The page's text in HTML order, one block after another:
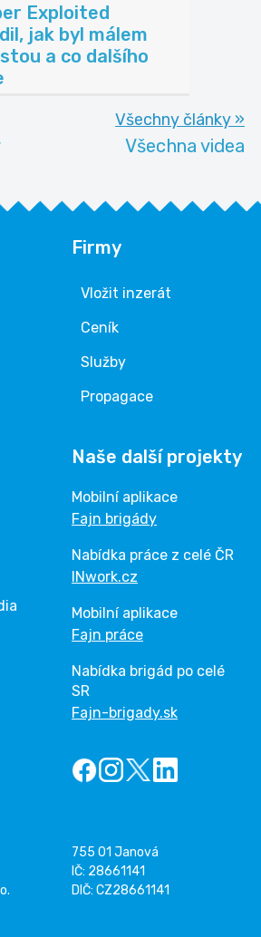
Exploited
jak byl málem
a co dalšího
Všechny články »
Všechna videa
Firmy
Vložit inzerát
Ceník
Služby
Propagace
Naše další projekty
Mobilní aplikace
Fajn brigády
Nabídka práce z celé ČR
INwork.cz
Mobilní aplikace
Fajn práce
Nabídka brigád po celé
SR
Fajn-brigady.sk
755 01 Janová
IČ: 28661141
DIČ: CZ28661141